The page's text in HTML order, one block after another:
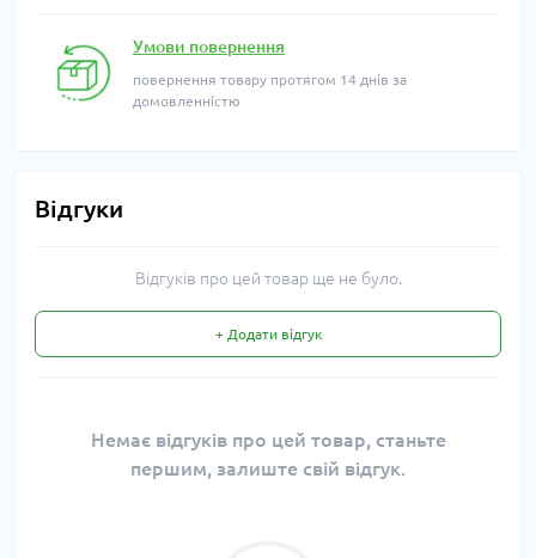
Умови повернення
повернення товару протягом 14 днів за
домовленністю
Відгуки
Відгуків про цей товар ще не було.
+ Додати відгук
Немає відгуків про цей товар, станьте
першим, залиште свій відгук.